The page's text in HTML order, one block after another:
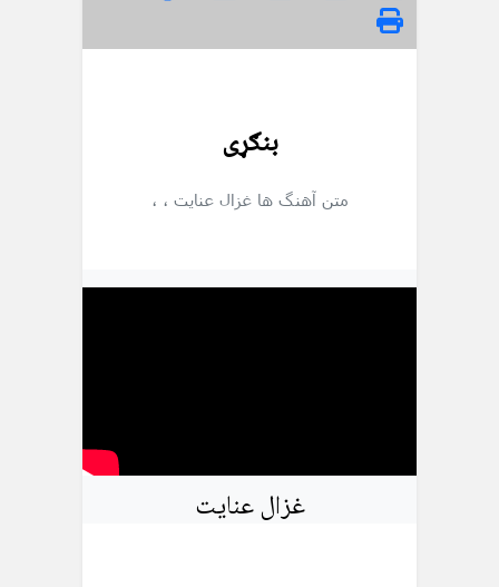
بنګړی
متن آهنگ هاغزال عنایت ، ،
غزال عنایت